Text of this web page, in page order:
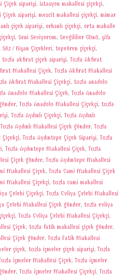
Çiçek siparişi, istasyon mahallesi çiçekçi,
Çiçek siparişi, mescit mahallesi çiçekçi, mimar
çiçek siparişi, orhanlı çiçekçi, orta mahalle
, Seni Seviyorum, Sevgililier Günü, şifa
Söz / Nişan Çiçekleri, tepeören çiçekçi,
tuzla akfırat çiçek siparişi,Tuzla Akfırat
Mahallesi Çiçek,Tuzla Akfırat Mahallesi
Akfırat Mahallesi Çiçekçi, tuzla anadolu
Anadolu Mahallesi Çiçek,Tuzla Anadolu
,Tuzla Anadolu Mahallesi Çiçekçi, tuzla
,Tuzla Aydınlı Çiçekçi,Tuzla Aydınlı
Tuzla Aydınlı Mahallesi Çiçek gönder,Tuzla
Çiçekçi,Tuzla Aydıntepe Çiçek Siparişi,Tuzla
,Tuzla Aydıntepe Mahallesi Çiçek,Tuzla
Çiçek gönder,Tuzla Aydıntepe Mahallesi
Mahallesi Çiçek,Tuzla Cami Mahallesi Çiçek
Mahallesi Çiçekçi, tuzla cami mahallesi
Çelebi Çiçekçi,Tuzla Evliya Çelebi Mahallesi
Çelebi Mahallesi Çiçek gönder, tuzla evliya
,Tuzla Evliya Çelebi Mahallesi Çiçekçi,
Çiçek, tuzla fatih mahallesi çiçek gönder,
Çiçek gönder,Tuzla Fatih Mahallesi
çiçek, tuzla içmeler çiçek siparişi,Tuzla
İçmeler Mahallesi Çiçek,Tuzla İçmeler
,Tuzla İçmeler Mahallesi Çiçekçi,Tuzla